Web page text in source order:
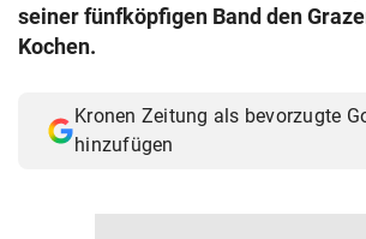
Muthgasse 2, 1190 Wien
seiner fünfköpfigen Band den
Kochen.
Kronen Zeitung als bevorzugte
hinzufügen